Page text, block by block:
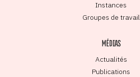
Instances
Groupes de travail
MÉDIAS
Actualités
Publications